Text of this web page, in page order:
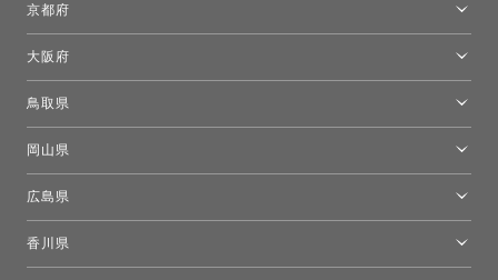
京都府
大阪府
鳥取県
岡山県
広島県
香川県